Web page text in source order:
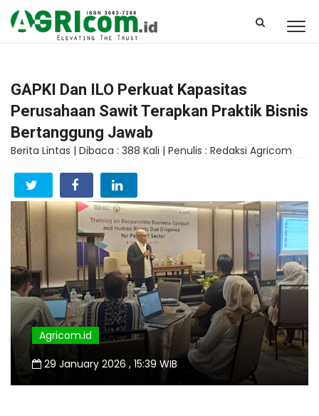
GAPKI Dan ILO Perkuat Kapasitas
Perusahaan Sawit Terapkan Praktik Bisnis
Bertanggung Jawab
Berita Lintas | Dibaca : 388 Kali | Penulis : Redaksi Agricom
Agricom.id
29 January 2026 , 15:39 WIB